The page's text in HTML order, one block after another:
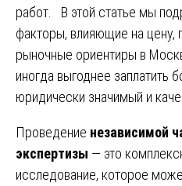
работ. В этой статье мы
факторы, влияющие на цену,
рыночные ориентиры в
иногда выгоднее заплатить
юридически значимый и
Проведение независимой
экспертизы — это
исследование, которое